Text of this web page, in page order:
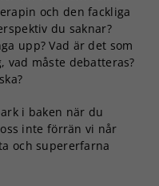
och den fackliga
du saknar?
upp? Vad är det som
måste debatteras?
i baken när du
inte förrän vi når
och supererfarna